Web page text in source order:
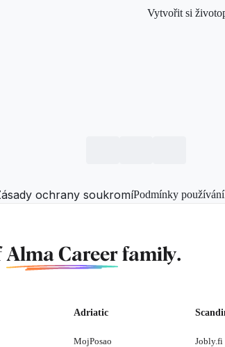
Vytvořit si
ochrany soukromíPodmínky používání
Alma Careerfamily.
Adriatic
MojPosao
Jobly.fi